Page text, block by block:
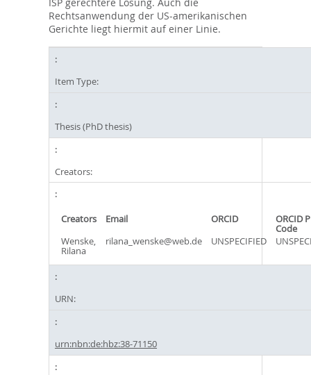
Rechtsanwendung der US-amerikanischen
Gerichte liegt hiermit auf einer Linie.
Item Type:
Thesis (PhD thesis)
Creators:
Creators Email ORCID ORCID
Code
Wenske,
Rilana
rilana_wenske@web.de UNSPECIFIED
URN:
urn:nbn:de:hbz:38-71150